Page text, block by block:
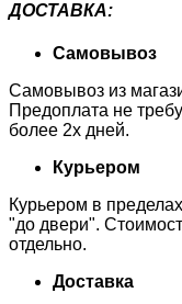
ДОСТАВКА:
Самовывоз
Самовывоз из
Предоплата не
более 2х дней.
Курьером
Курьером в
"до двери".
отдельно.
Доставка